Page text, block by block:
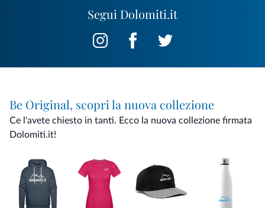
Segui Dolomiti.it
Be Original, scopri la nuova collezione
Ce l'avete chiesto in tanti. Ecco la nuova collezione firmata
Dolomiti.it!